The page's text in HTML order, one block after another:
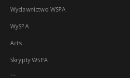
Wydawnictwo WSPA
WySPA
Acts
Skrypty WSPA
...